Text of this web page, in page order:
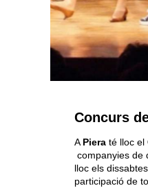
Concurs
APiera té lloc el
companyies de
lloc els
participació de